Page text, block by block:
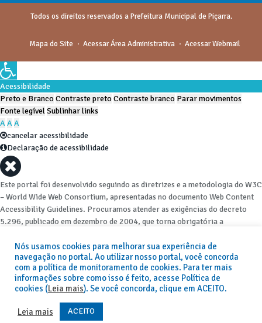
Todos os direitos reservados a Prefeitura Municipal de Piçarra.
Mapa do Site Acessar Área Administrativa Acessar Webmail
Nós usamos cookies para melhorar sua experiência de
navegação no portal. Ao utilizar nosso portal, você concorda
com a política de monitoramento de cookies. Para ter mais
informações sobre como isso é feito, acesse Política de
cookies (Leia mais). Se você concorda, clique em ACEITO.
Leia mais ACEITO
Acessibilidade
Preto e BrancoContraste pretoContraste branco Parar movimentos
Fonte legívelSublinhar links
AAA
cancelar acessibilidade
Declaração de acessibilidade
Este portal foi desenvolvido seguindo as diretrizes e a metodologia do W3C
– World Wide Web Consortium, apresentadas no documento Web Content
Accessibility Guidelines. Procuramos atender as exigências do decreto
5.296, publicado em dezembro de 2004, que torna obrigatória a
rede mundial de computadores para o uso das pessoas com necessidades
especiais, garantindo-lhes o pleno acesso aos conteúdos disponíveis.
Além de validações automáticas, foram realizados testes em diversos
navegadores e através do utilitário de acesso a Internet do DOSVOX,
sistema operacional destinado deficientes visuais.